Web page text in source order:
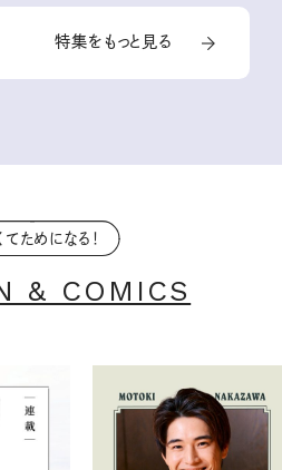
特集をもっと見る
てためになる！
& COMICS